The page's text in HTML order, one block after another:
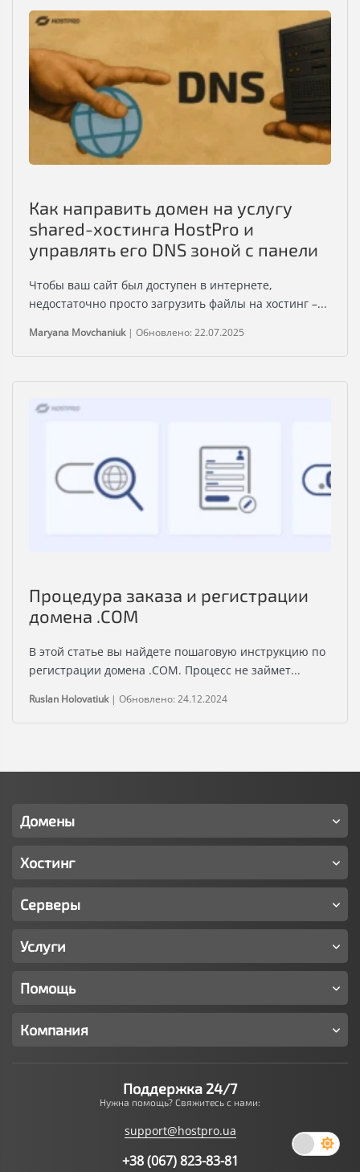
Как направить домен на услугу
shared-хостинга HostPro и
управлять его DNS зоной с панели
Чтобы ваш сайт был доступен в интернете,
недостаточно просто загрузить файлы на хостинг –...
Maryana Movchaniuk| Обновлено: 22.07.2025
Процедура заказа и регистрации
домена .COM
В этой статье вы найдете пошаговую инструкцию по
регистрации домена .COM. Процесс не займет...
Ruslan Holovatiuk| Обновлено: 24.12.2024
Домены
Хостинг
Серверы
Услуги
Помощь
Компания
Поддержка 24/7
Нужна помощь? Свяжитесь с нами:
support@hostpro.ua
+38 (067) 823-83-81